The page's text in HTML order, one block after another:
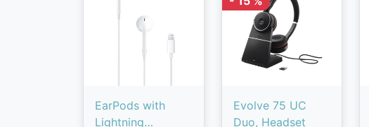
EarPods with
Lightning
Evolve 75 UC
Duo, Headset